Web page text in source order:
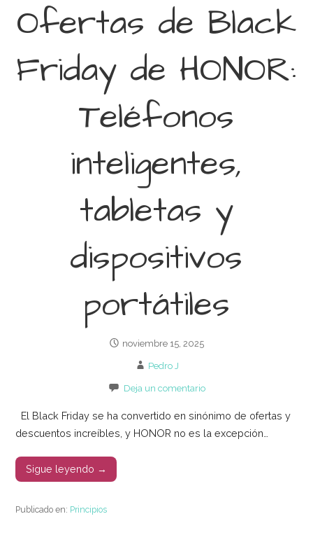
Ofertas de Black
Friday de HONOR:
Teléfonos
inteligentes,
tabletas y
dispositivos
portátiles
noviembre 15, 2025
Pedro J
Deja un comentario
El Black Friday se ha convertido en sinónimo de ofertas y
descuentos increíbles, y HONOR no es la excepción…
Sigue leyendo →
Publicado en: Principios